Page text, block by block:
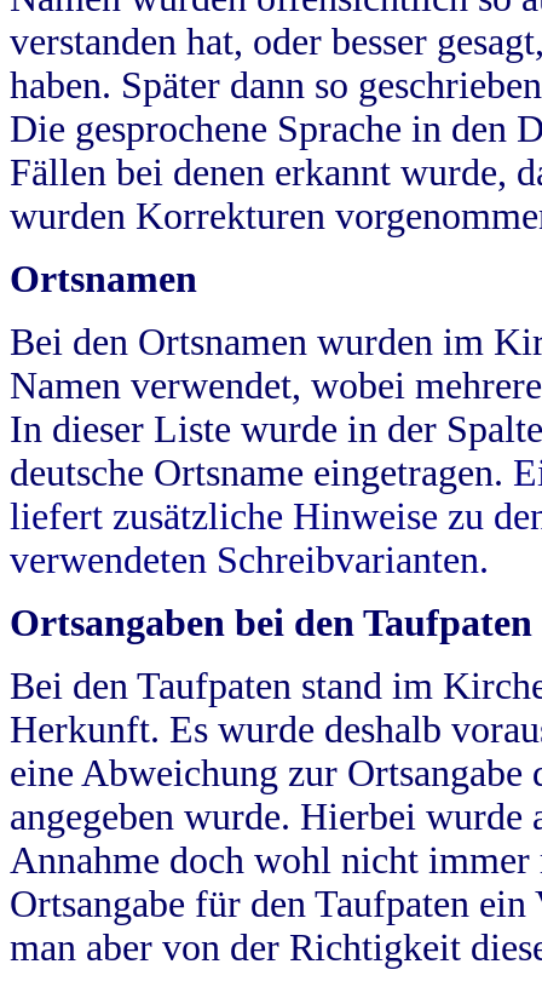
verstanden hat, oder besser
haben. Später dann so
Die gesprochene Sprache in
Fällen bei denen erkannt wurde,
wurden Korrekturen
Ortsnamen
Bei den Ortsnamen wurden im
Namen verwendet, wobei
In dieser Liste wurde in der
deutsche Ortsname eingetragen.
liefert zusätzliche Hinweise zu
verwendeten Schreibvarianten.
Ortsangaben bei den Taufpaten
Bei den Taufpaten stand im
Herkunft. Es wurde deshalb
eine Abweichung zur
angegeben wurde. Hierbei wurde
Annahme doch wohl nicht
Ortsangabe für den Taufpaten
man aber von der Richtigkeit